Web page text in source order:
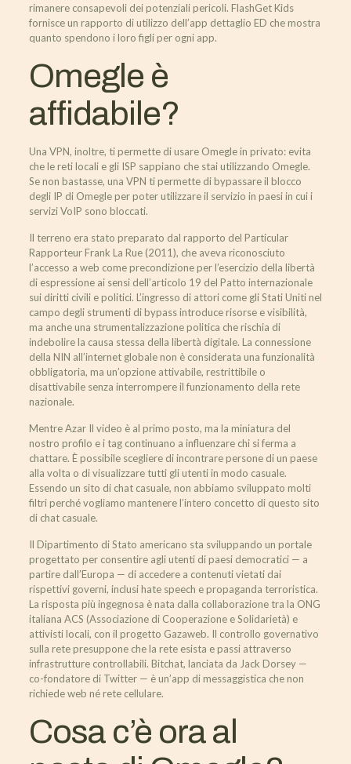
rimanere consapevoli dei potenziali pericoli. FlashGet Kids
fornisce un rapporto di utilizzo dell’app dettaglio ED che mostra
quanto spendono i loro figli per ogni app.
Omegle è
affidabile?
Una VPN, inoltre, ti permette di usare Omegle in privato: evita
che le reti locali e gli ISP sappiano che stai utilizzando Omegle.
Se non bastasse, una VPN ti permette di bypassare il blocco
degli IP di Omegle per poter utilizzare il servizio in paesi in cui i
servizi VoIP sono bloccati.
Il terreno era stato preparato dal rapporto del Particular
Rapporteur Frank La Rue (2011), che aveva riconosciuto
l’accesso a web come precondizione per l’esercizio della libertà
di espressione ai sensi dell’articolo 19 del Patto internazionale
sui diritti civili e politici. L’ingresso di attori come gli Stati Uniti nel
campo degli strumenti di bypass introduce risorse e visibilità,
ma anche una strumentalizzazione politica che rischia di
indebolire la causa stessa della libertà digitale. La connessione
della NIN all’internet globale non è considerata una funzionalità
obbligatoria, ma un’opzione attivabile, restrittibile o
disattivabile senza interrompere il funzionamento della rete
nazionale.
Mentre Azar Il video è al primo posto, ma la miniatura del
nostro profilo e i tag continuano a influenzare chi si ferma a
chattare. È possibile scegliere di incontrare persone di un paese
alla volta o di visualizzare tutti gli utenti in modo casuale.
Essendo un sito di chat casuale, non abbiamo sviluppato molti
filtri perché vogliamo mantenere l’intero concetto di questo sito
di chat casuale.
Il Dipartimento di Stato americano sta sviluppando un portale
progettato per consentire agli utenti di paesi democratici — a
partire dall’Europa — di accedere a contenuti vietati dai
rispettivi governi, inclusi hate speech e propaganda terroristica.
La risposta più ingegnosa è nata dalla collaborazione tra la ONG
italiana ACS (Associazione di Cooperazione e Solidarietà) e
attivisti locali, con il progetto Gazaweb. Il controllo governativo
sulla rete presuppone che la rete esista e passi attraverso
infrastrutture controllabili. Bitchat, lanciata da Jack Dorsey —
co-fondatore di Twitter — è un’app di messaggistica che non
richiede web né rete cellulare.
Cosa c’è ora al